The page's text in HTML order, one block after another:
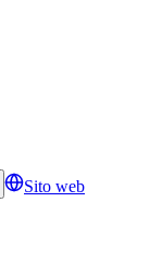
Sito web